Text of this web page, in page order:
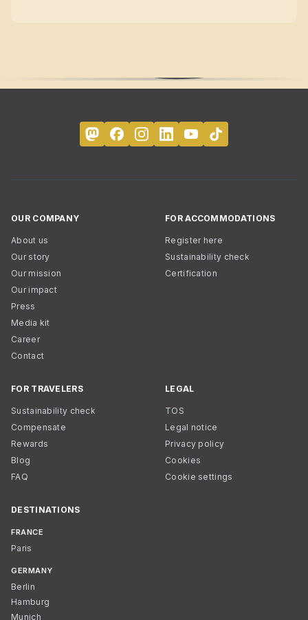
OUR COMPANY
About us
Our story
Our mission
Our impact
Press
Media kit
Career
Contact
FOR ACCOMMODATIONS
Register here
Sustainability check
Certification
FOR TRAVELERS
Sustainability check
Compensate
Rewards
Blog
FAQ
LEGAL
TOS
Legal notice
Privacy policy
Cookies
Cookie settings
DESTINATIONS
FRANCE
Paris
GERMANY
Berlin
Hamburg
Munich